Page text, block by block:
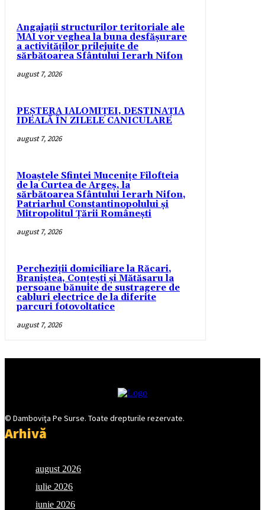
Angajații structurilor teritoriale ale
MAI vor veghea la buna desfășurare
a activităților prilejuite de
sărbătoarea Sfântului Ierarh Nifon
august 7, 2026
PEȘTERA IALOMIȚEI, DESTINAȚIA
IDEALĂ ÎN ZILELE CANICULARE
august 7, 2026
Moaștele Sfintei Mucenițe Filofteia
de la Curtea de Argeș, la
sărbătoarea Sfântului Ierarh Nifon,
Patriarhul Constantinopolului și
Mitropolitul Țării Românești
august 7, 2026
Percheziții domiciliare la Răcari,
Braniștea, Conțești și Mătăsaru la
persoane bănuite de sustragere de
cabluri electrice de la diferite
parcuri fotovoltatice
august 7, 2026
© Damboviţa Pe Surse. Toate drepturile rezervate.
Arhivă
august 2026
iulie 2026
iunie 2026